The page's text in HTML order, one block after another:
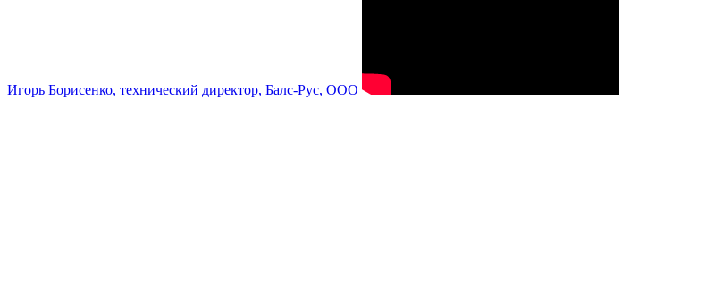
Игорь Борисенко, технический директор, Балс-Рус, ООО